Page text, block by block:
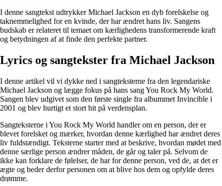
I denne sangtekst udtrykker Michael Jackson en dyb forelskelse og
taknemmelighed for en kvinde, der har ændret hans liv. Sangens
budskab er relateret til temaet om kærlighedens transformerende kraft
og betydningen af at finde den perfekte partner.
Lyrics og sangtekster fra Michael Jackson
I denne artikel vil vi dykke ned i sangteksterne fra den legendariske
Michael Jackson og lægge fokus på hans sang You Rock My World.
Sangen blev udgivet som den første single fra albummet Invincible i
2001 og blev hurtigt et stort hit på verdensplan.
Sangteksterne i You Rock My World handler om en person, der er
blevet forelsket og mærker, hvordan denne kærlighed har ændret deres
liv fuldstændigt. Teksterne starter med at beskrive, hvordan mødet med
denne særlige person ændrer måden, de går og taler på. Selvom de
ikke kan forklare de følelser, de har for denne person, ved de, at det er
ægte og beder derfor personen om at blive hos dem og opfylde deres
drømme.